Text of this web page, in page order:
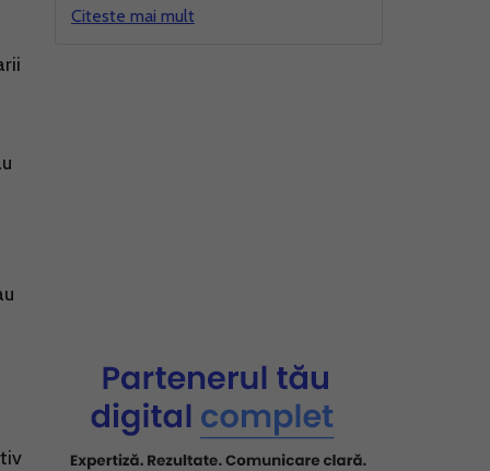
Citeste mai mult